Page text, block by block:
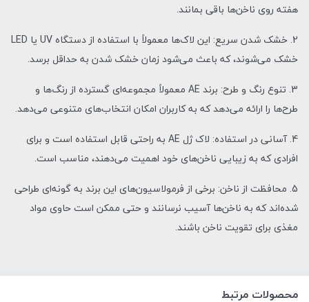
هفته روی ناخن‌ها باقی بمانند.
2. خشک شدن سریع: این لاک‌ها معمولاً با استفاده از دستگاه UV یا LED
خشک می‌شوند، که باعث می‌شود زمان خشک شدن به حداقل برسد.
3. تنوع رنگ و طرح: برند AE معمولاً مجموعه‌ای گسترده از رنگ‌ها و
طرح‌ها را ارائه می‌دهد که به کاربران امکان انتخاب‌های متنوعی می‌دهد.
4. آسانی در استفاده: لاک ژل AE به راحتی قابل استفاده است و برای
افرادی که به زیبایی ناخن‌های خود اهمیت می‌دهند، مناسب است.
5. محافظت از ناخن: برخی از فرمولاسیون‌های این برند به گونه‌ای طراحی
شده‌اند که به ناخن‌ها آسیب نرسانند و حتی ممکن است حاوی مواد
مغذی برای تقویت ناخن باشند.
محصولات مرتبط